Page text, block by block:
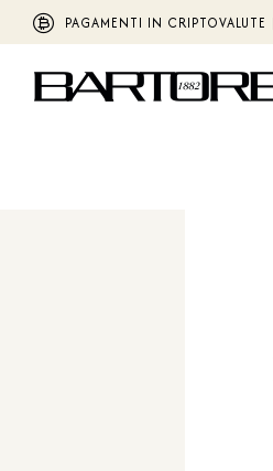
PAGAMENTI IN CRIPTOVALUTE